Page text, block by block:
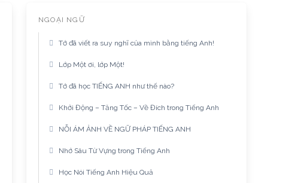
NGOẠI NGỮ
Tớ đã viết ra suy nghĩ của mình bằng tiếng Anh!
Lớp Một ơi, lớp Một!
Tớ đã học TIẾNG ANH như thế nào?
Khởi Động – Tăng Tốc – Về Đích trong Tiếng Anh
NỖI ÁM ẢNH VỀ NGỮ PHÁP TIẾNG ANH
Nhớ Sâu Từ Vựng trong Tiếng Anh
Học Nói Tiếng Anh Hiệu Quả